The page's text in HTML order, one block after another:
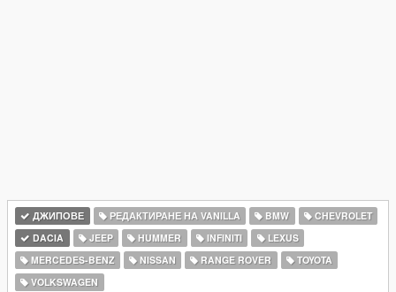
ДЖИПОВЕ РЕДАКТИРАНЕ НА VANILLA BMW
CHEVROLET
DACIA
JEEP HUMMER INFINITI
LEXUS
MERCEDES-BENZ
NISSAN RANGE ROVER
TOYOTA
VOLKSWAGEN